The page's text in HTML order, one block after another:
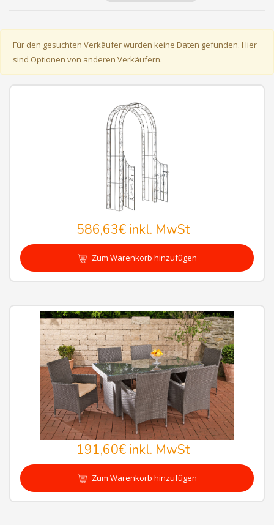
Für den gesuchten Verkäufer wurden keine Daten gefunden. Hier
sind Optionen von anderen Verkäufern.
586,63€inkl. MwSt
Zum Warenkorb hinzufügen
191,60€inkl. MwSt
Zum Warenkorb hinzufügen